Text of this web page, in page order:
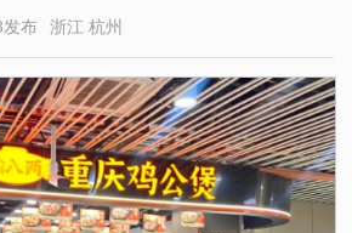
布 浙江 杭州